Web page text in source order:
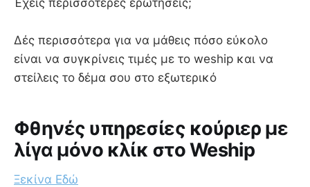
Έχεις περισσότερες ερωτήσεις;
Δές περισσότερα για να μάθεις πόσο εύκολο
είναι να συγκρίνεις τιμές με το weship και να
στείλεις το δέμα σου στο εξωτερικό
Φθηνές υπηρεσίες κούριερ με
λίγα μόνο κλίκ στο Weship
Ξεκίνα Εδώ